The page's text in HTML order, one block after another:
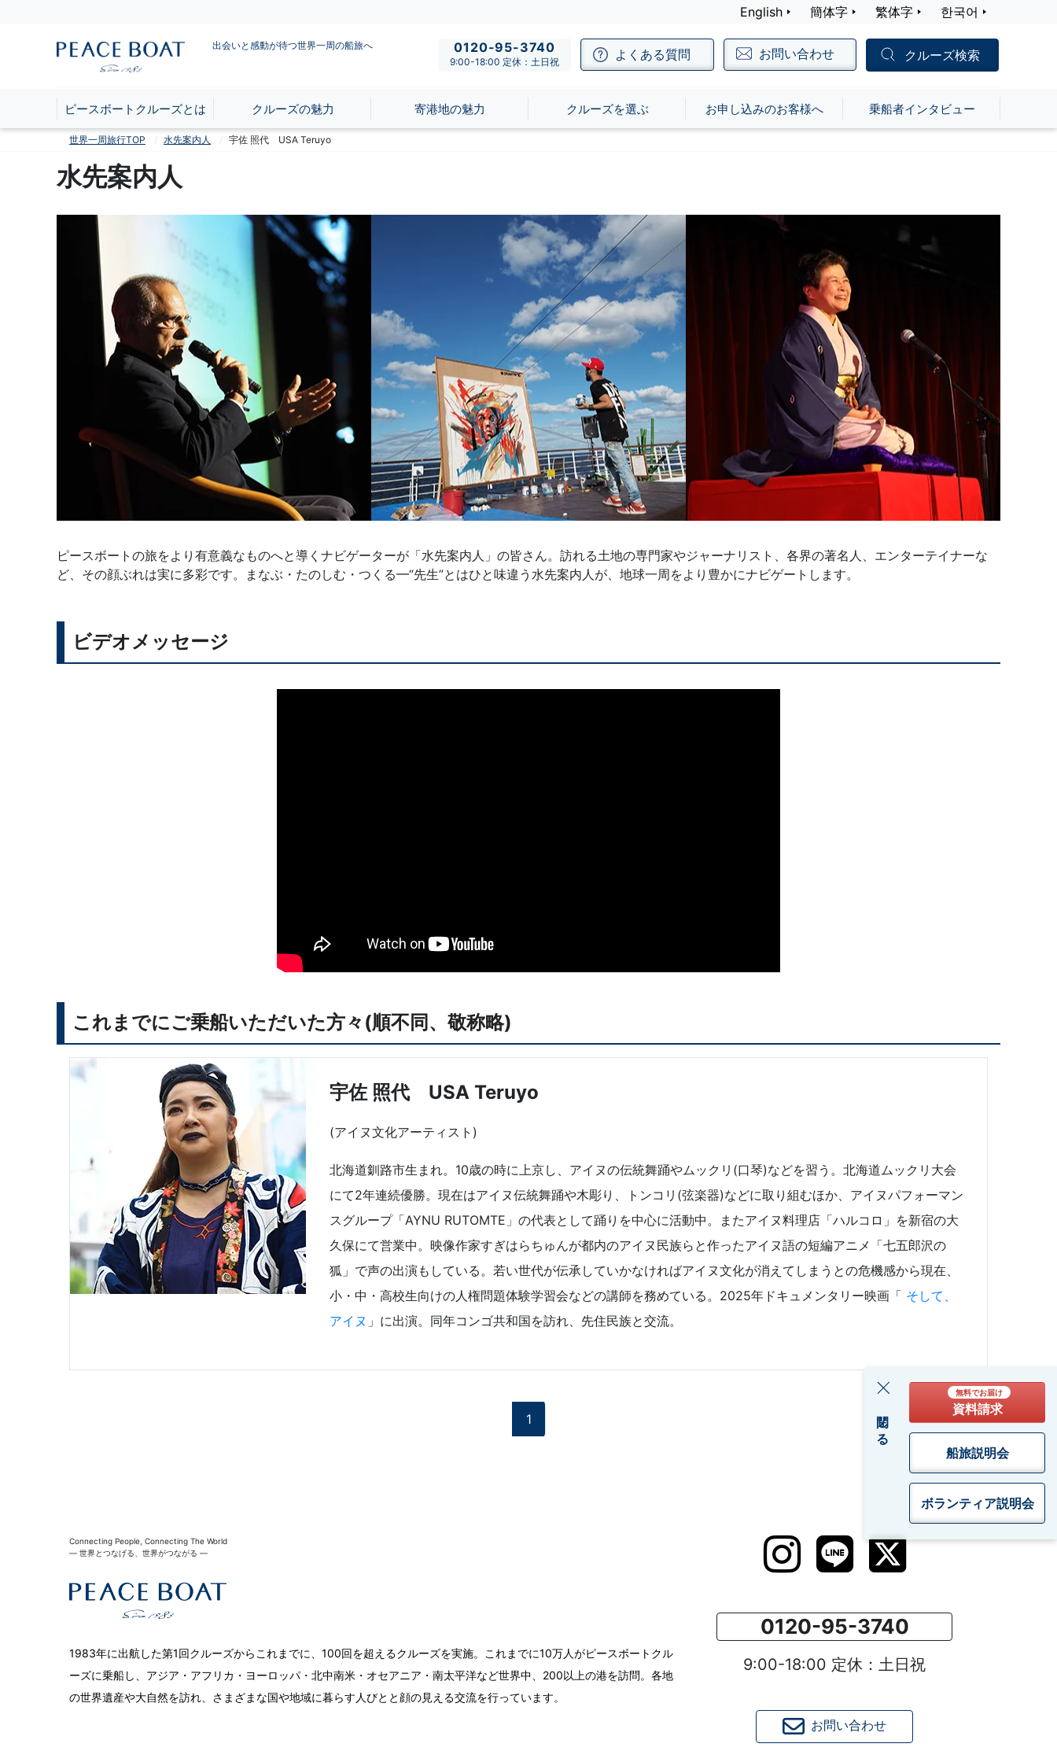
English 簡体字 繁体字 한국어
出会いと感動が待つ世界一周の船旅へ 0120-95-3740
9:00-18:00 定休：土日祝 よくある質問 お問い合わせ クルーズ検索
ピースボートクルーズとは クルーズの魅力 寄港地の魅力 クルーズを選ぶ お申し込みのお客様へ 乗船者インタビュー
閉じる
無料でお届け
資料請求
船旅説明会
ボランティア説明会
世界一周旅行TOP 水先案内人 宇佐 照代 USA Teruyo
水先案内人
ピースボートの旅をより有意義なものへと導くナビゲーターが「水先案内人」の皆さん。訪れる土地の専門家やジャーナリスト、各界の著名人、エンターテイナーな
ど、その顔ぶれは実に多彩です。まなぶ・たのしむ・つくる━“先生”とはひと味違う水先案内人が、地球一周をより豊かにナビゲートします。
ビデオメッセージ
これまでにご乗船いただいた方々(順不同、敬称略)
宇佐 照代 USA Teruyo
(アイヌ文化アーティスト)
北海道釧路市生まれ。10歳の時に上京し、アイヌの伝統舞踊やムックリ(口琴)などを習う。北海道ムックリ大会
にて2年連続優勝。現在はアイヌ伝統舞踊や木彫り、トンコリ(弦楽器)などに取り組むほか、アイヌパフォーマン
スグループ「AYNU RUTOMTE」の代表として踊りを中心に活動中。またアイヌ料理店「ハルコロ」を新宿の大
久保にて営業中。映像作家すぎはらちゅんが都内のアイヌ民族らと作ったアイヌ語の短編アニメ「七五郎沢の
狐」で声の出演もしている。若い世代が伝承していかなければアイヌ文化が消えてしまうとの危機感から現在、
小・中・高校生向けの人権問題体験学習会などの講師を務めている。2025年ドキュメンタリー映画「 そして、
アイヌ 」に出演。同年コンゴ共和国を訪れ、先住民族と交流。
1
0120-95-3740
9:00-18:00 定休：土日祝
お問い合わせ
Connecting People, Connecting The World
― 世界とつなげる、世界がつながる ―
1983年に出航した第1回クルーズからこれまでに、100回を超えるクルーズを実施。これまでに10万人がピースボートクル
ーズに乗船し、アジア・アフリカ・ヨーロッパ・北中南米・オセアニア・南太平洋など世界中、200以上の港を訪問。各地
の世界遺産や大自然を訪れ、さまざまな国や地域に暮らす人びとと顔の見える交流を行っています。